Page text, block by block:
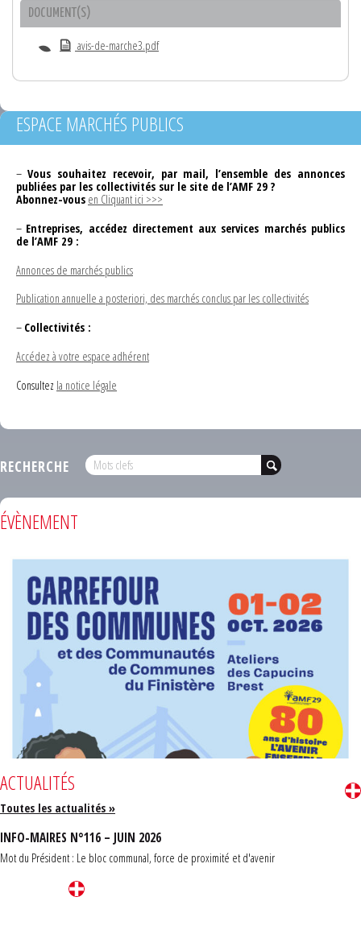
DOCUMENT(S)
avis-de-marche3.pdf
ESPACE MARCHÉS PUBLICS
– Vous souhaitez recevoir, par mail, l’ensemble des annonces
publiées par les collectivités sur le site de l’AMF 29 ?
Abonnez-vous en Cliquant ici >>>
– Entreprises, accédez directement aux services marchés publics
de l’AMF 29 :
Annonces de marchés publics
Publication annuelle a posteriori, des marchés conclus par les collectivités
– Collectivités :
Accédez à votre espace adhérent
Consultez la notice légale
RECHERCHE
ÉVÈNEMENT
ACTUALITÉS
Toutes les actualités »
INFO-MAIRES N°116 – JUIN 2026
Mot du Président : Le bloc communal, force de proximité et d'avenir